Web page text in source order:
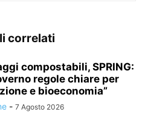
correlati
compostabili, SPRING:
regole chiare per
e bioeconomia”
- 7 Agosto 2026